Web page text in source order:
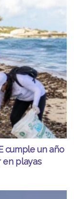
cumple un año
en playas